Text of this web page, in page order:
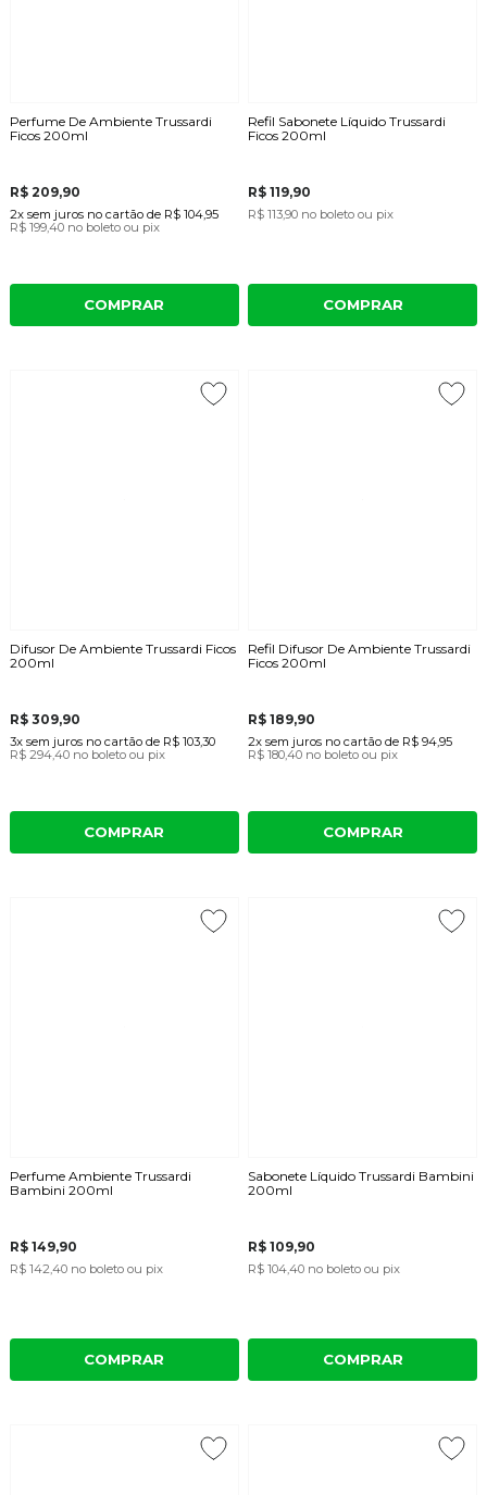
Perfume De Ambiente Trussardi
Ficos 200ml
R$ 209,90
2x sem juros no cartãode R$ 104,95
R$ 199,40 no boleto ou pix
COMPRAR
Refil Sabonete Líquido Trussardi
Ficos 200ml
R$ 119,90
R$ 113,90 no boleto ou pix
COMPRAR
Difusor De Ambiente Trussardi Ficos
200ml
R$ 309,90
3x sem juros no cartãode R$ 103,30
R$ 294,40 no boleto ou pix
COMPRAR
Refil Difusor De Ambiente Trussardi
Ficos 200ml
R$ 189,90
2x sem juros no cartão de R$ 94,95
R$ 180,40 no boleto ou pix
COMPRAR
Perfume Ambiente Trussardi
Bambini 200ml
R$ 149,90
R$ 142,40 no boleto ou pix
COMPRAR
Sabonete Líquido Trussardi Bambini
200ml
R$ 109,90
R$ 104,40 no boleto ou pix
COMPRAR